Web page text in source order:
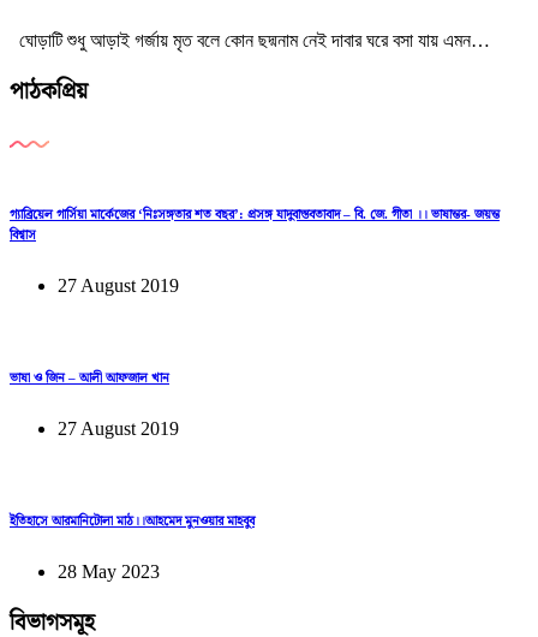
ঘোড়াটি শুধু আড়াই গর্জায় মৃত বলে কোন ছদ্মনাম নেই দাবার ঘরে বসা যায় এমন…
পাঠকপ্রিয়
গ্যাব্রিয়েল গার্সিয়া মার্কেজের ‘নিঃসঙ্গতার শত বছর’: প্রসঙ্গ যাদুবাস্তবতাবাদ – বি. জে. গীতা ।। ভাষান্তর- জয়ন্ত
বিশ্বাস
27 August 2019
ভাষা ও জিন – আলী আফজাল খান
27 August 2019
ইতিহাসে আরমানিটোলা মাঠ।।আহমেদ মুনওয়ার মাহবুব
28 May 2023
বিভাগসমূহ